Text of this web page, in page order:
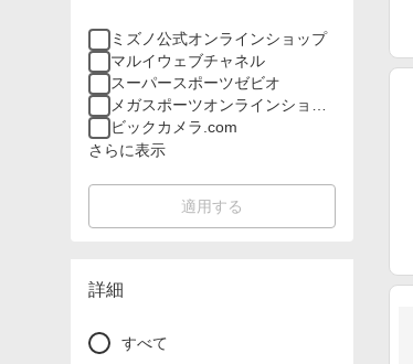
ミズノ公式オンラインショップ
マルイウェブチャネル
スーパースポーツゼビオ
メガスポーツオンラインショッ
プ
ビックカメラ.com
さらに表示
適用する
詳細
すべて